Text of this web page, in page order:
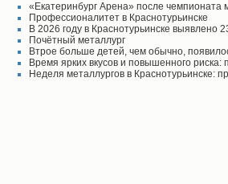
«Екатеринбург Арена» после чемпионата
Профессионалитет в Краснотурьинске
В 2026 году в Краснотурьинске выявлено
Почётный металлург
Втрое больше детей, чем обычно,
Время ярких вкусов и повышенного риска:
Неделя металлургов в Краснотурьинске: